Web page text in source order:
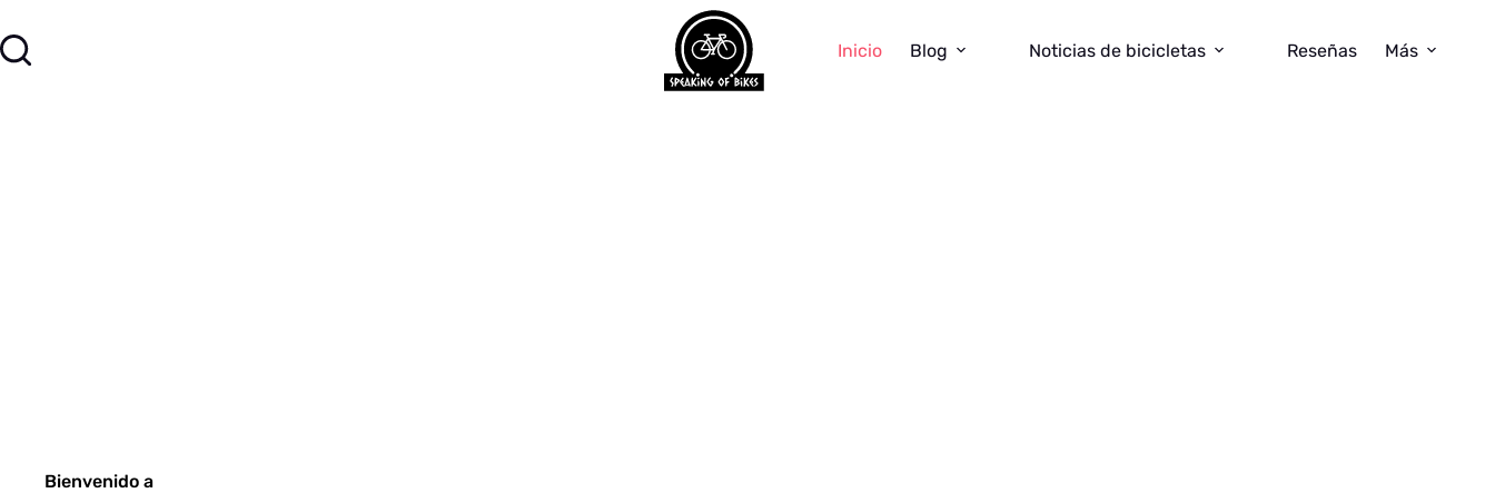
Inicio Blog Noticias de bicicletas Reseñas Más
Bienvenido a